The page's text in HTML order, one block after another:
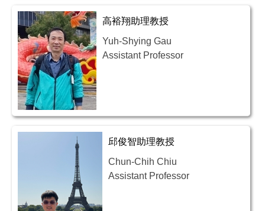
高裕翔助理教授
Yuh-Shying Gau
Assistant Professor
邱俊智助理教授
Chun-Chih Chiu
Assistant Professor